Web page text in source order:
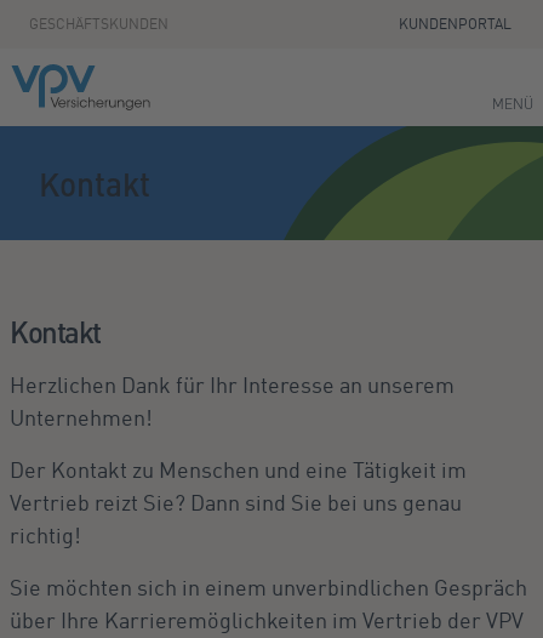
Zum Seiteninhalt springen
GESCHÄFTSKUNDEN KUNDENPORTAL
MENÜ
Kontakt
Kontakt
Herzlichen Dank für Ihr Interesse an unserem
Unternehmen!
Der Kontakt zu Menschen und eine Tätigkeit im
Vertrieb reizt Sie? Dann sind Sie bei uns genau
richtig!
Sie möchten sich in einem unverbindlichen Gespräch
über Ihre Karrieremöglichkeiten im Vertrieb der VPV